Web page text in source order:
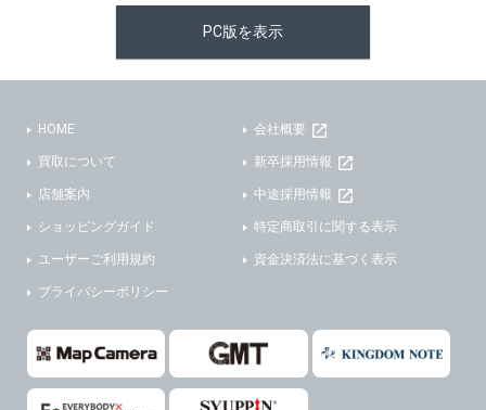
PC版を表示
HOME
買取について
店舗案内
ショッピングガイド
ユーザーご利用規約
プライバシーポリシー
会社概要
新卒採用情報
中途採用情報
特定商取引に関する表示
資金決済法に基づく表示